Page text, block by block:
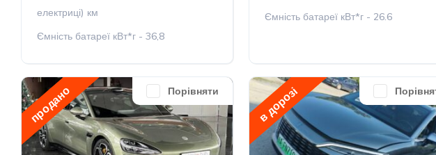
електриці) км
Ємність батареї кВт*г - 36,8
Ємність батареї кВт*г - 26.6
Порівняти
продано в дорозі